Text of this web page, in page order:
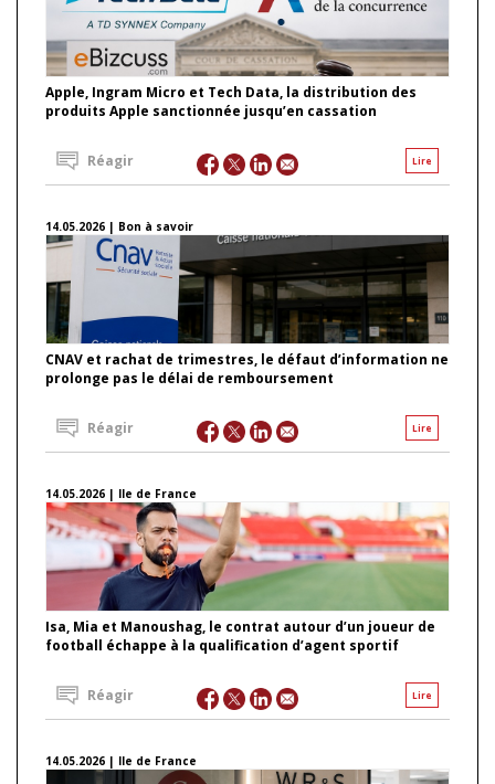
Apple, Ingram Micro et Tech Data, la distribution des
produits Apple sanctionnée jusqu’en cassation
Lire
Réagir
14.05.2026 | Bon à savoir
CNAV et rachat de trimestres, le défaut d’information ne
prolonge pas le délai de remboursement
Lire
Réagir
14.05.2026 | Ile de France
Isa, Mia et Manoushag, le contrat autour d’un joueur de
football échappe à la qualification d’agent sportif
Lire
Réagir
14.05.2026 | Ile de France